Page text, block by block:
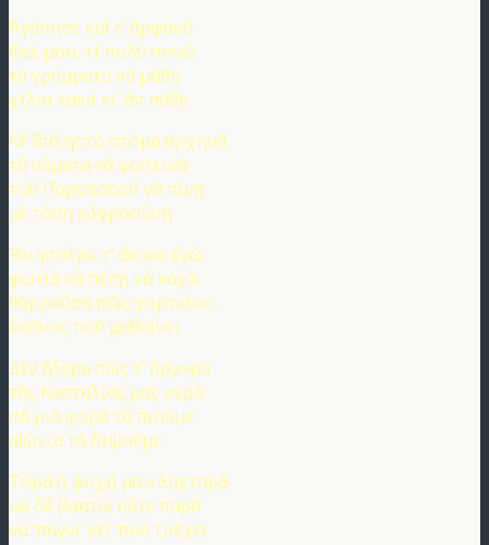
Ἀγάπησε καὶ τ’ ὀρφανό
Θεέ μου, τί πολὺ πονῶ
τὰ γράμματα νὰ μάθῃ
χίλια κακὰ κι’ ἂν πάθῃ
Μ’ ἄπληστο στόμα ἀρχηνᾷ
τὰ νάματα τὰ φωτεινὰ
τοῦ Παρνασσοῦ νὰ πίνῃ
μὲ τόση εὐφροσύνη
Ἄν φταίγω τ’ ἄκακο ἐγὼ
φωτιὰ νὰ πέσῃ νὰ καγῶ
θαρροῦσα πῶς χορταίνει
ἐκεῖνος ποῦ μαθαίνει
Δὲν ἤξερα πῶς τ’ ἀργυρὸ
τῆς Κασταλίας μας νερό
σὰ μιὰ φορὰ τὸ πιοῦμε
αἰώνια τὸ διψοῦμε
Τόρα ἡ ψυχή μου λαχταρᾷ
μὰ δὲ βαστῶ οὔτε παρᾶ
νὰ ‘πάγω ‘κεῖ ‘ποῦ τρέχει